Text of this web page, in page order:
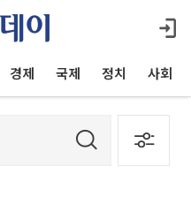
경제 국제 정치 사회